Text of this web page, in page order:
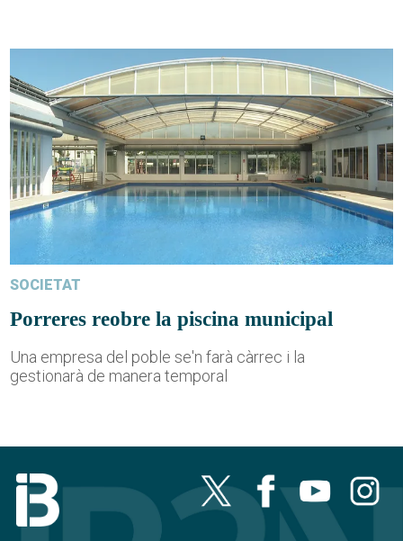
SOCIETAT
Porreres reobre la piscina municipal
Una empresa del poble se'n farà càrrec i la
gestionarà de manera temporal